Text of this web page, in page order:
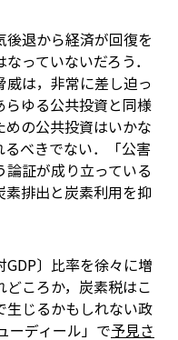
退から経済が回復を
っていないだろう．
は，非常に差し迫っ
らゆる公共投資と同様
の公共投資はいかな
べきでない．「公害
証が成り立っている
素排出と炭素利用を抑
〕比率を徐々に増
ころか，炭素税はこ
生じるかもしれない政
ーディール」で予見さ